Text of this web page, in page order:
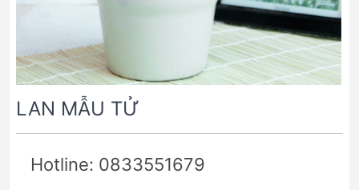
LAN MẪU TỬ
Hotline: 0833551679